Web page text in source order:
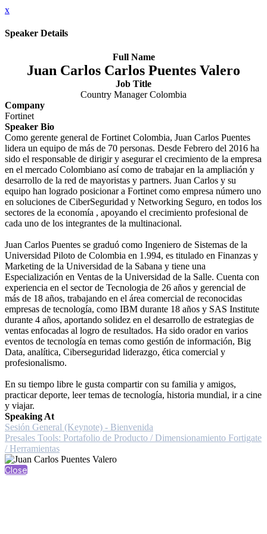
x
Speaker Details
Full Name
Juan Carlos Carlos Puentes Valero
Job Title
Country Manager Colombia
Company
Fortinet
Speaker Bio
Como gerente general de Fortinet Colombia, Juan Carlos Puentes
lidera un equipo de más de 70 personas. Desde Febrero del 2016 ha
sido el responsable de dirigir y asegurar el crecimiento de la empresa
en el mercado Colombiano así como de trabajar en la ampliación y
desarrollo de la red de mayoristas y partners. Juan Carlos y su
equipo han logrado posicionar a Fortinet como empresa número uno
en soluciones de CiberSeguridad y Networking Seguro, en todos los
sectores de la economía , apoyando el crecimiento profesional de
cada uno de los integrantes de la multinacional.
Juan Carlos Puentes se graduó como Ingeniero de Sistemas de la
Universidad Piloto de Colombia en 1.994, es titulado en Finanzas y
Marketing de la Universidad de la Sabana y tiene una
Especialización en Ventas de la Universidad de la Salle. Cuenta con
experiencia en el sector de Tecnologia de 26 años y gerencial de
más de 18 años, trabajando en el área comercial de reconocidas
empresas de tecnología, como IBM durante 18 años y SAS Institute
durante 4 años, aportando solidez en el desarrollo de estrategias de
ventas enfocadas al logro de resultados. Ha sido orador en varios
eventos de tecnología en temas como gestión de información, Big
Data, analítica, Ciberseguridad liderazgo, ética comercial y
profesionalismo.
En su tiempo libre le gusta compartir con su familia y amigos,
practicar deporte, leer temas de tecnología, historia mundial, ir a cine
y viajar.
Speaking At
Sesión General (Keynote) - Bienvenida
Presales Tools: Portafolio de Producto / Dimensionamiento Fortigate
/ Herramientas
Close